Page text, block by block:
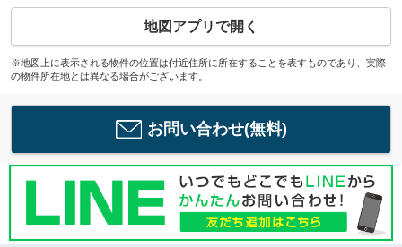
地図アプリで開く
※地図上に表示される物件の位置は付近住所に所在することを表すものであり、実際
の物件所在地とは異なる場合がございます。
お問い合わせ(無料)